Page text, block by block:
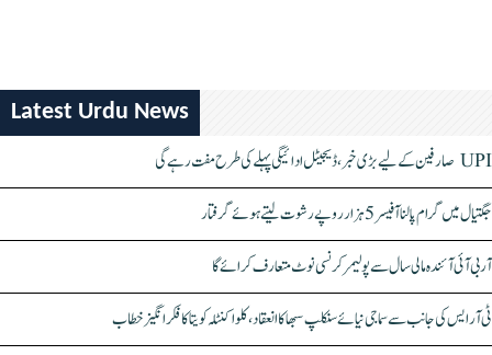
Latest Urdu News
UPI صارفین کے لیے بڑی خبر، ڈیجیٹل ادائیگی پہلے کی طرح مفت رہے گی
جگتیال میں گرام پالنا آفیسر 5 ہزار روپے رشوت لیتے ہوئے گرفتار
آر بی آئی آئندہ مالی سال سے پولیمر کرنسی نوٹ متعارف کرائے گا
ٹی آر ایس کی جانب سے سماجی نیائے سنکلپ سبھا کا انعقاد، کلواکنٹلہ کویتا کا فکر انگیز خطاب